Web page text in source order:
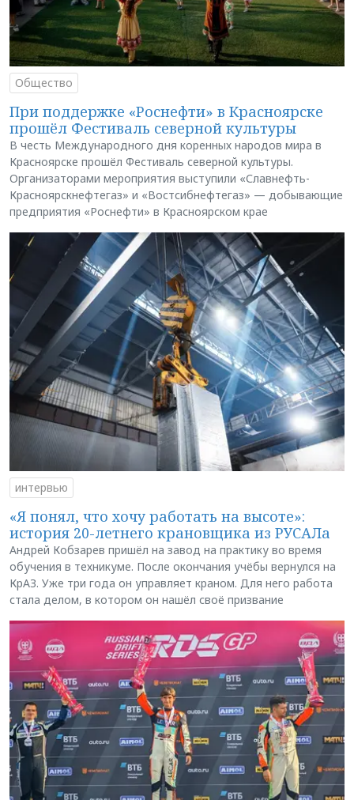
Общество
При поддержке «Роснефти» в Красноярске
прошёл Фестиваль северной культуры
В честь Международного дня коренных народов мира в
Красноярске прошёл Фестиваль северной культуры.
Организаторами мероприятия выступили «Славнефть-
Красноярскнефтегаз» и «Востсибнефтегаз» — добывающие
предприятия «Роснефти» в Красноярском крае
интервью
«Я понял, что хочу работать на высоте»:
история 20-летнего крановщика из РУСАЛа
Андрей Кобзарев пришёл на завод на практику во время
обучения в техникуме. После окончания учёбы вернулся на
КрАЗ. Уже три года он управляет краном. Для него работа
стала делом, в котором он нашёл своё призвание